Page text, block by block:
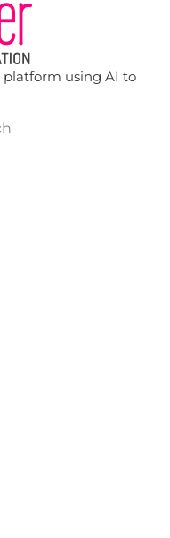
using AI to